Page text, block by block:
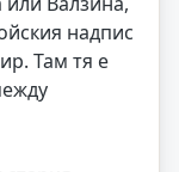
надпис
Там тя е